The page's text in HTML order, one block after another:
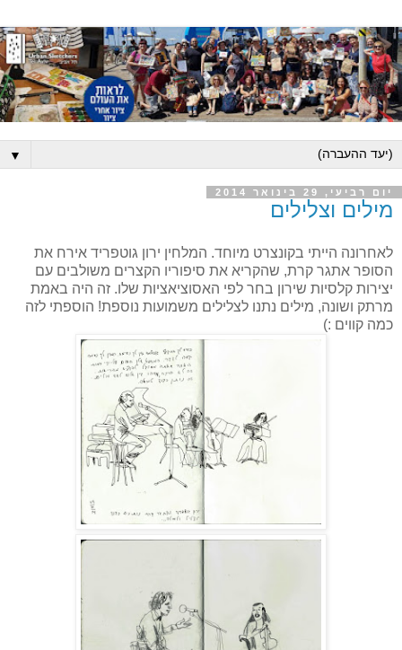
▼
יום רביעי, 29 בינואר 2014
מילים וצלילים
לאחרונה הייתי בקונצרט מיוחד. המלחין ירון גוטפריד אירח את
הסופר אתגר קרת, שהקריא את סיפוריו הקצרים משולבים עם
יצירות קלסיות שירון בחר לפי האסוציאציות שלו. זה היה באמת
מרתק ושונה, מילים נתנו לצלילים משמועות נוספת! הוספתי לזה
כמה קווים :)